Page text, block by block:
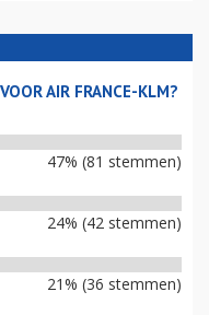
AIR FRANCE-KLM?
47% (81 stemmen)
24% (42 stemmen)
21% (36 stemmen)